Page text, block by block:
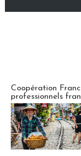
Coopération
professionnels